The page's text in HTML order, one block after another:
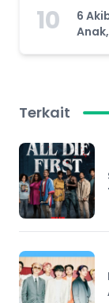
10
6
Terkait